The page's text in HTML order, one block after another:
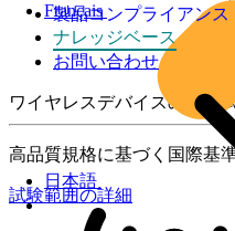
Français
日本語
製品コンプライアンス
ナレッジベース
お問い合わせ
ワイヤレスデバイスの製品
高品質規格に基づく国際基
試験範囲の詳細